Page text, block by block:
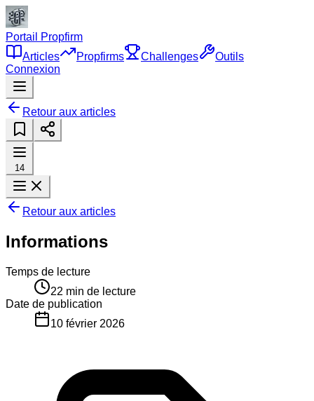
Portail Propfirm
Articles
Propfirms Challenges
Outils
Connexion
Retour aux articles
14
Retour aux articles
Informations
Temps de lecture
22 min de lecture
Date de publication
10 février 2026